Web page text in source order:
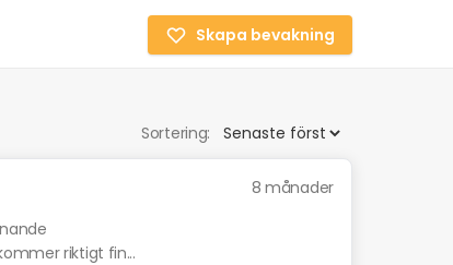
Skapa bevakning
Sortering:
8 månader
riktigt fin...